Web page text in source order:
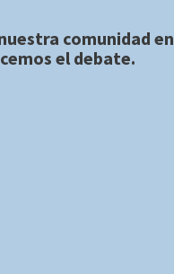
comunidad en
el debate.